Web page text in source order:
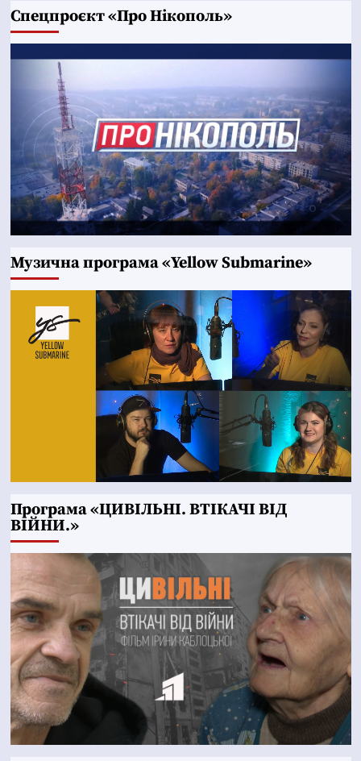
Cпецпроєкт «Про Нікополь»
Музична програма «Yellow Submarine»
Програма «ЦИВІЛЬНІ. ВТІКАЧІ ВІД
ВІЙНИ.»